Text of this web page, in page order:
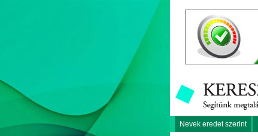
Nevek eredet szerint